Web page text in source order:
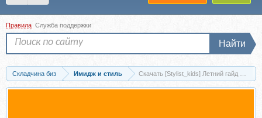
Правила Служба поддержки
Найти
Складчина биз Имидж и стиль Скачать [Stylist_kids] Летний гайд 2025